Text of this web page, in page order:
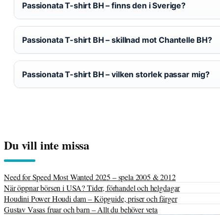
Passionata T-shirt BH – finns den i Sverige?
Passionata T-shirt BH – skillnad mot Chantelle BH?
Passionata T-shirt BH – vilken storlek passar mig?
Du vill inte missa
Need for Speed Most Wanted 2025 – spela 2005 & 2012
När öppnar börsen i USA? Tider, förhandel och helgdagar
Houdini Power Houdi dam – Köpguide, priser och färger
Gustav Vasas fruar och barn – Allt du behöver veta